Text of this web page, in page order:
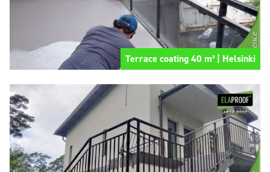
Terrace coating 40 m² | Helsinki